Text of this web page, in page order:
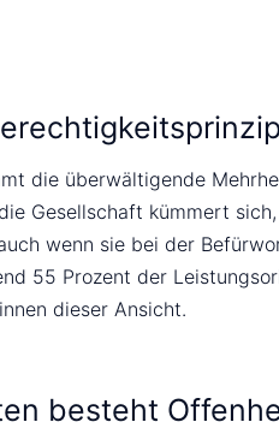
die überwältigende
Gesellschaft kümmert
wenn sie bei der
55 Prozent der
dieser Ansicht.
besteht